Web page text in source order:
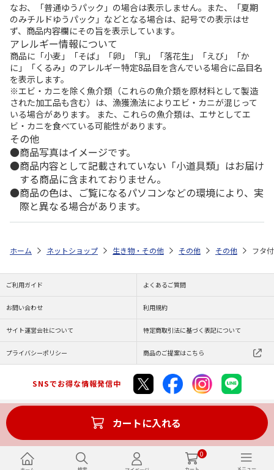
0
なお、「普通ゆうパック」の場合は表示しません。また、「夏期
のみチルドゆうパック」などとなる場合は、記号での表示はせ
ず、商品内容欄にその旨を表示しています。
アレルギー情報について
商品に「小麦」「そば」「卵」「乳」「落花生」「えび」「か
に」「くるみ」のアレルギー特定8品目を含んでいる場合に品目名
を表示します。
※エビ・カニを除く魚介類（これらの魚介類を原材料として製造
された加工品も含む）は、漁獲漁法によりエビ・カニが混じって
いる場合があります。 また、これらの魚介類は、エサとしてエ
ビ・カニを食べている可能性があります。
その他
商品写真はイメージです。
商品内容として記載されていない「小道具類」はお届け
する商品に含まれておりません。
商品の色は、ご覧になるパソコンなどの環境により、実
際と異なる場合があります。
カートに入れる
ホーム ネットショップ 生き物・その他 その他 その他 フタ
ご利用ガイド よくあるご質問
お問い合わせ 利用規約
サイト運営会社について 特定商取引法に基づく表記について
プライバシーポリシー 商品のご提案はこちら
SNSでお得な情報発信中